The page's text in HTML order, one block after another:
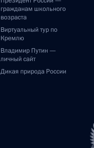
гражданам школьного
возраста
Виртуальный тур по
Кремлю
Владимир Путин —
личный сайт
Дикая природа России